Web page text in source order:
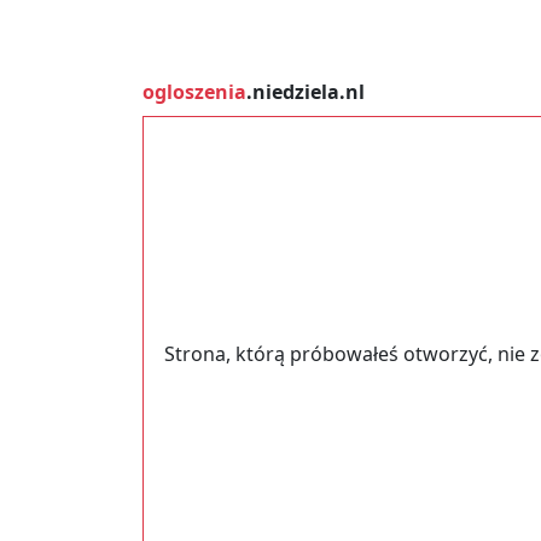
ogloszenia.niedziela.nl
Strona, którą próbowałeś otworzyć, nie